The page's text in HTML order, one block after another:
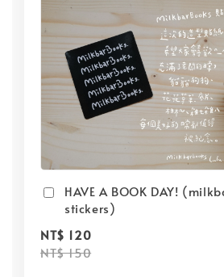
HAVE A BOOK DAY!
stickers)
NT$ 120
NT$ 150